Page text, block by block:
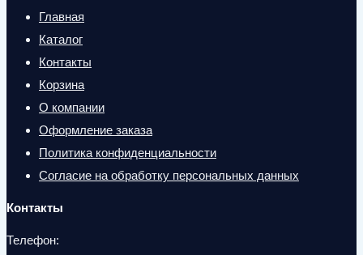
Главная
Каталог
Контакты
Корзина
О компании
Оформление заказа
Политика конфиденциальности
Согласие на обработку персональных данных
Контакты
Телефон: